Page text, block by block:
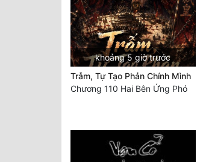
khoảng 5 giờ trước
Trẫm, Tự Tạo Phản Chính Mình
Chương 110 Hai Bên Ứng Phó